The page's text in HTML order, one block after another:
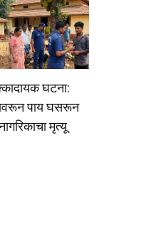
घटना:
पाय घसरून
मृत्यू